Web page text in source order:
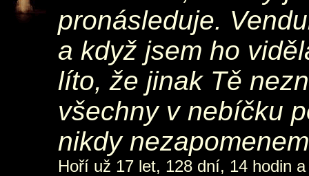
pronásleduje.
a když jsem ho
líto, že jinak Tě
všechny v nebíčku
nikdy
Hoří už 17 let, 128 dní, 14 hodin